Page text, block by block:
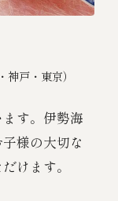
神戸・東京）
す。伊勢海
様の大切な
けます。